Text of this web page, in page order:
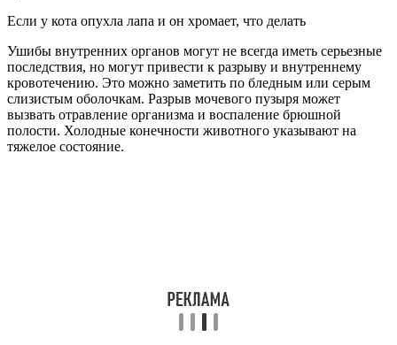
Если у кота опухла лапа и он хромает, что делать
Ушибы внутренних органов могут не всегда иметь серьезные
последствия, но могут привести к разрыву и внутреннему
кровотечению. Это можно заметить по бледным или серым
слизистым оболочкам. Разрыв мочевого пузыря может
вызвать отравление организма и воспаление брюшной
полости. Холодные конечности животного указывают на
тяжелое состояние.